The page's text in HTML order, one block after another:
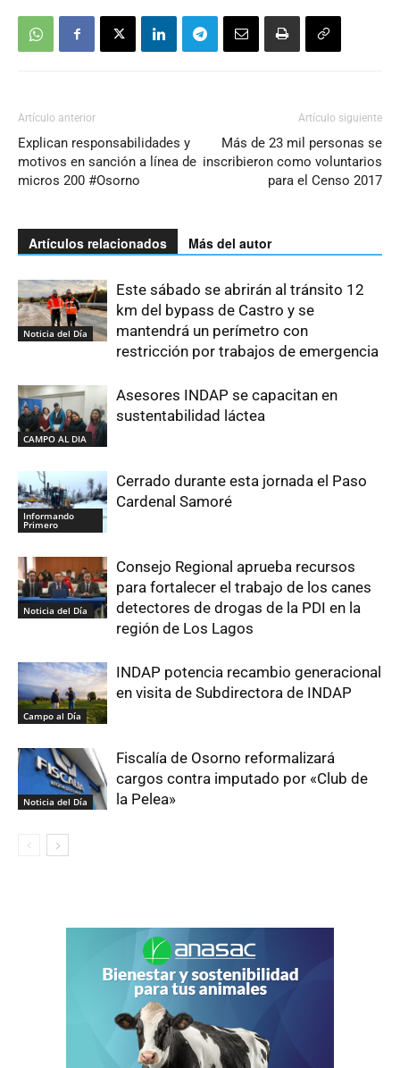
Artículo anterior
Explican responsabilidades y
motivos en sanción a línea de
micros 200 #Osorno
Artículo siguiente
Más de 23 mil personas se
inscribieron como voluntarios
para el Censo 2017
Artículos relacionados Más del autor
Noticia del Día
Este sábado se abrirán al tránsito 12
km del bypass de Castro y se
mantendrá un perímetro con
restricción por trabajos de emergencia
CAMPO AL DIA
Asesores INDAP se capacitan en
sustentabilidad láctea
Informando
Primero
Cerrado durante esta jornada el Paso
Cardenal Samoré
Noticia del Día
Consejo Regional aprueba recursos
para fortalecer el trabajo de los canes
detectores de drogas de la PDI en la
región de Los Lagos
Campo al Día
INDAP potencia recambio generacional
en visita de Subdirectora de INDAP
Noticia del Día
Fiscalía de Osorno reformalizará
cargos contra imputado por «Club de
la Pelea»